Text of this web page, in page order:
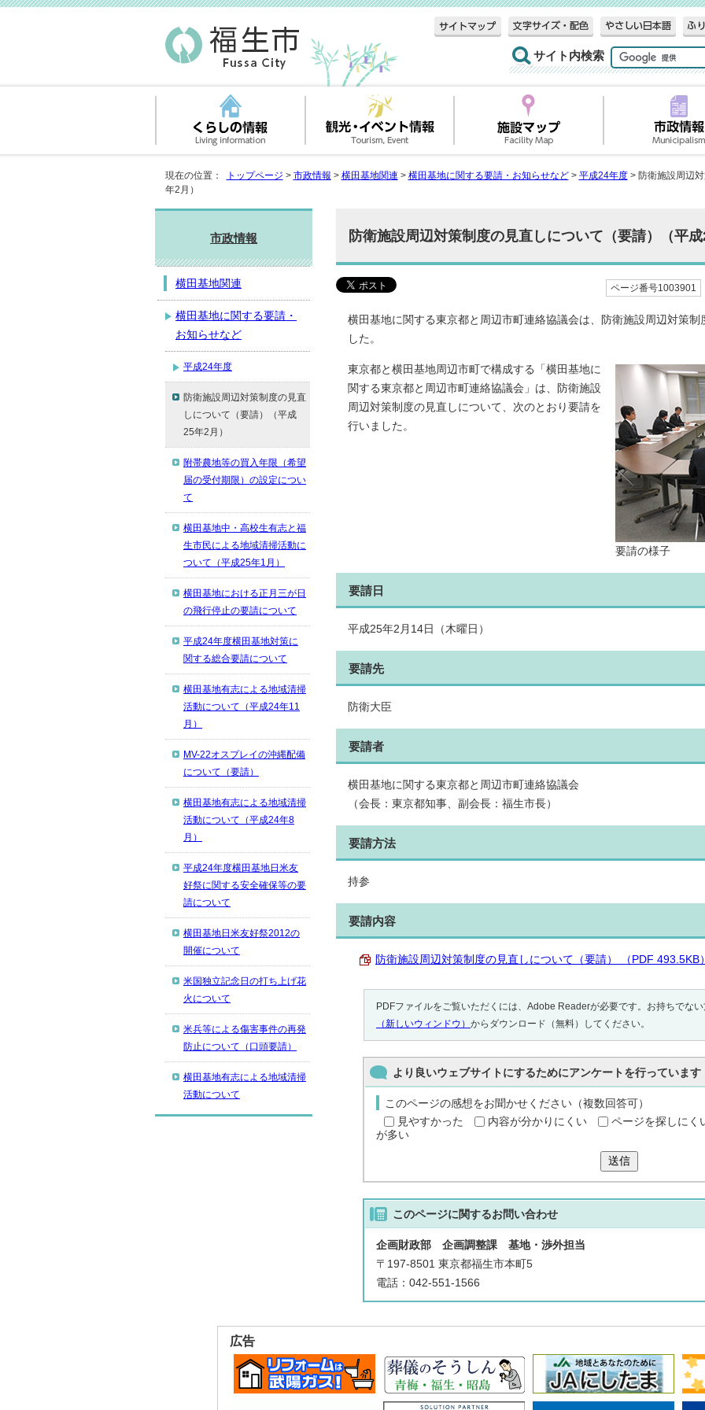
サイト内検索
現在の位置： トップページ > 市政情報 > 横田基地関連 > 横田基地に関する要請・お知らせなど> 平成24年度> 防衛施設周辺
年2月）
防衛施設周辺対策制度の見直しについて（要請）（平成
ページ番号1003901
横田基地に関する東京都と周辺市町連絡協議会は、防衛施設周辺対策制
した。
要請の様子
東京都と横田基地周辺市町で構成する「横田基地に
関する東京都と周辺市町連絡協議会」は、防衛施設
周辺対策制度の見直しについて、次のとおり要請を
行いました。
要請日
平成25年2月14日（木曜日）
要請先
防衛大臣
要請者
横田基地に関する東京都と周辺市町連絡協議会
（会長：東京都知事、副会長：福生市長）
要請方法
持参
要請内容
防衛施設周辺対策制度の見直しについて（要請） （PDF 493.5KB）
PDFファイルをご覧いただくには、Adobe Readerが必要です。お持ちでない
（新しいウィンドウ） からダウンロード（無料）してください。
より良いウェブサイトにするためにアンケートを行っています
このページの感想をお聞かせください（複数回答可）
見やすかった
内容が分かりにくい ページを探しにく
が多い
送信
このページに関するお問い合わせ
企画財政部 企画調整課 基地・渉外担当
〒197-8501 東京都福生市本町5
電話：042-551-1566
市政情報
横田基地関連
横田基地に関する要請・
お知らせなど
平成24年度
防衛施設周辺対策制度の見直
しについて（要請）（平成
25年2月）
附帯農地等の買入年限（希望
届の受付期限）の設定につい
て
横田基地中・高校生有志と福
生市民による地域清掃活動に
ついて（平成25年1月）
横田基地における正月三が日
の飛行停止の要請について
平成24年度横田基地対策に
関する総合要請について
横田基地有志による地域清掃
活動について（平成24年11
月）
MV-22オスプレイの沖縄配備
について（要請）
横田基地有志による地域清掃
活動について（平成24年8
月）
平成24年度横田基地日米友
好祭に関する安全確保等の要
請について
横田基地日米友好祭2012の
開催について
米国独立記念日の打ち上げ花
火について
米兵等による傷害事件の再発
防止について（口頭要請）
横田基地有志による地域清掃
活動について
広告